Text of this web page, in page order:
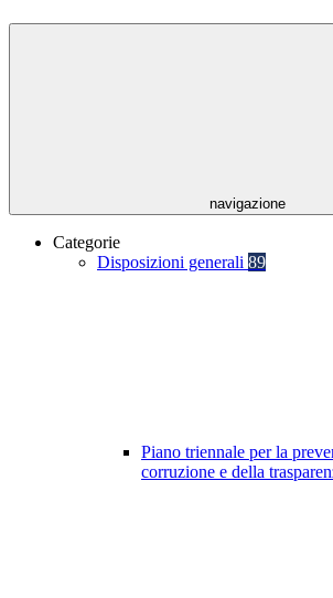
navigazione
Categorie
Disposizioni generali 89
Piano triennale per la
corruzione e della